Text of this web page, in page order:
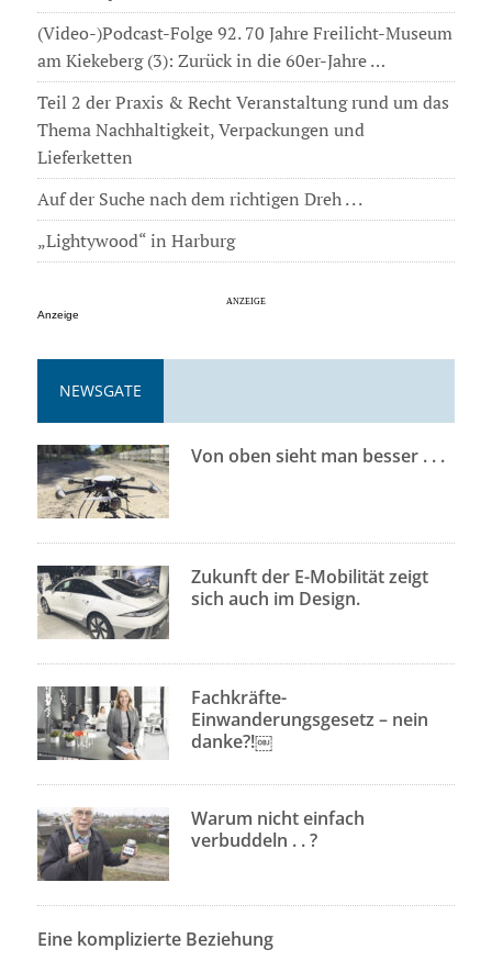
(Video-)Podcast-Folge 92. 70 Jahre Freilicht-Museum
am Kiekeberg (3): Zurück in die 60er-Jahre …
Teil 2 der Praxis & Recht Veranstaltung rund um das
Thema Nachhaltigkeit, Verpackungen und
Lieferketten
Auf der Suche nach dem richtigen Dreh . . .
„Lightywood“ in Harburg
Anzeige
NEWSGATE
Von oben sieht man besser . . .
Zukunft der E-Mobilität zeigt
sich auch im Design.
Fachkräfte-
Einwanderungsgesetz – nein
danke?!￼
Warum nicht einfach
verbuddeln . . ?
Eine komplizierte Beziehung